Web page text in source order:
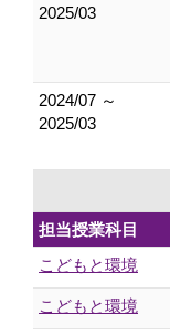
2025/03
2024/07 ～
2025/03
担当授業科目
こどもと環境
こどもと環境